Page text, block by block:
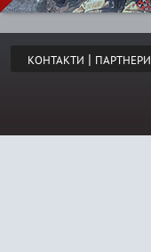
КОНТАКТИ | ПАРТНЕРИ